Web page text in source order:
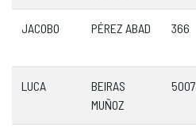
JACOBO PÉREZ ABAD 366
LUCA
BEIRAS
MUÑOZ
5007